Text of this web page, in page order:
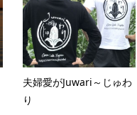
夫婦愛がJuwari～じゅわ
り